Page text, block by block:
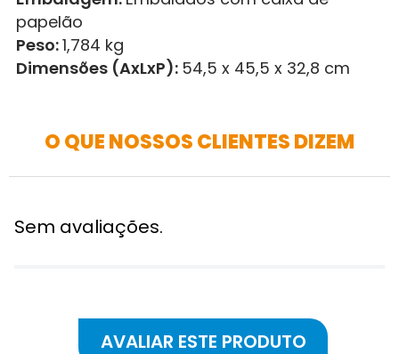
papelão
Peso:1,784 kg
Dimensões (AxLxP): 54,5 x 45,5 x 32,8 cm
O QUE NOSSOS CLIENTES DIZEM
Sem avaliações.